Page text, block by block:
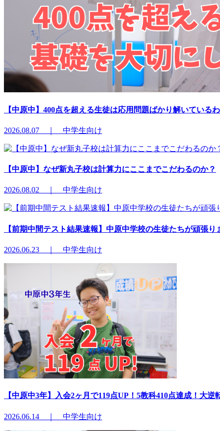
【中原中】400点を超える生徒は応用問題ばかり解いている
2026.08.07 ｜ 中学生向け
【中原中】なぜ新丸子校は計算力にここまでこだわるのか？
2026.08.02 ｜ 中学生向け
【前期中間テスト結果速報】中原中学校の生徒たちが頑張り
2026.06.23 ｜ 中学生向け
【中原中3年】入会2ヶ月で119点UP！5教科410点達成！大
2026.06.14 ｜ 中学生向け